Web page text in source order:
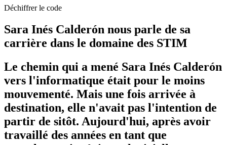
Déchiffrer le code
Sara Inés Calderón nous parle de sa
carrière dans le domaine des STIM
Le chemin qui a mené Sara Inés Calderón
vers l'informatique était pour le moins
mouvementé. Mais une fois arrivée à
destination, elle n'avait pas l'intention de
partir de sitôt. Aujourd'hui, après avoir
travaillé des années en tant que